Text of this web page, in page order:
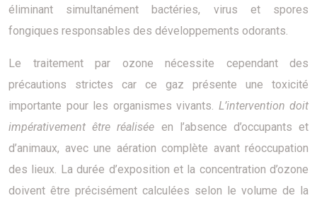
éliminant simultanément bactéries, virus et spores
fongiques responsables des développements odorants.
Le traitement par ozone nécessite cependant des
précautions strictes car ce gaz présente une toxicité
importante pour les organismes vivants. L’intervention doit
impérativement être réalisée en l’absence d’occupants et
d’animaux, avec une aération complète avant réoccupation
des lieux. La durée d’exposition et la concentration d’ozone
doivent être précisément calculées selon le volume de la